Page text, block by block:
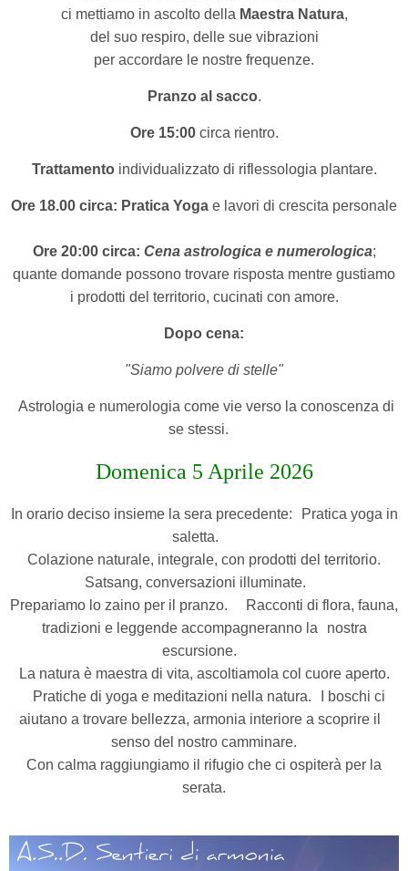
ci mettiamo in ascolto della Maestra Natura,
del suo respiro, delle sue vibrazioni
per accordare le nostre frequenze.
Pranzo al sacco.
Ore 15:00circa rientro.
Trattamentoindividualizzato di riflessologia plantare.
Ore 18.00 circa: Pratica Yoga e lavori di crescita personale
Ore 20:00 circa: Cena astrologica e numerologica;
quante domande possono trovare risposta mentre gustiamo
i prodotti del territorio, cucinati con amore.
Dopo cena:
"Siamo polvere di stelle"
Astrologia e numerologia come vie verso la conoscenza di
se stessi.
Domenica 5 Aprile 2026
In orario deciso insieme la sera precedente: Pratica yoga in
saletta.
Colazione naturale, integrale, con prodotti del territorio.
Satsang, conversazioni illuminate.
Prepariamo lo zaino per il pranzo. Racconti di flora, fauna,
tradizioni e leggende accompagneranno la nostra
escursione.
La natura è maestra di vita, ascoltiamola col cuore aperto.
Pratiche di yoga e meditazioni nella natura. I boschi ci
aiutano a trovare bellezza, armonia interiore a scoprire il
senso del nostro camminare.
Con calma raggiungiamo il rifugio che ci ospiterà per la
serata.